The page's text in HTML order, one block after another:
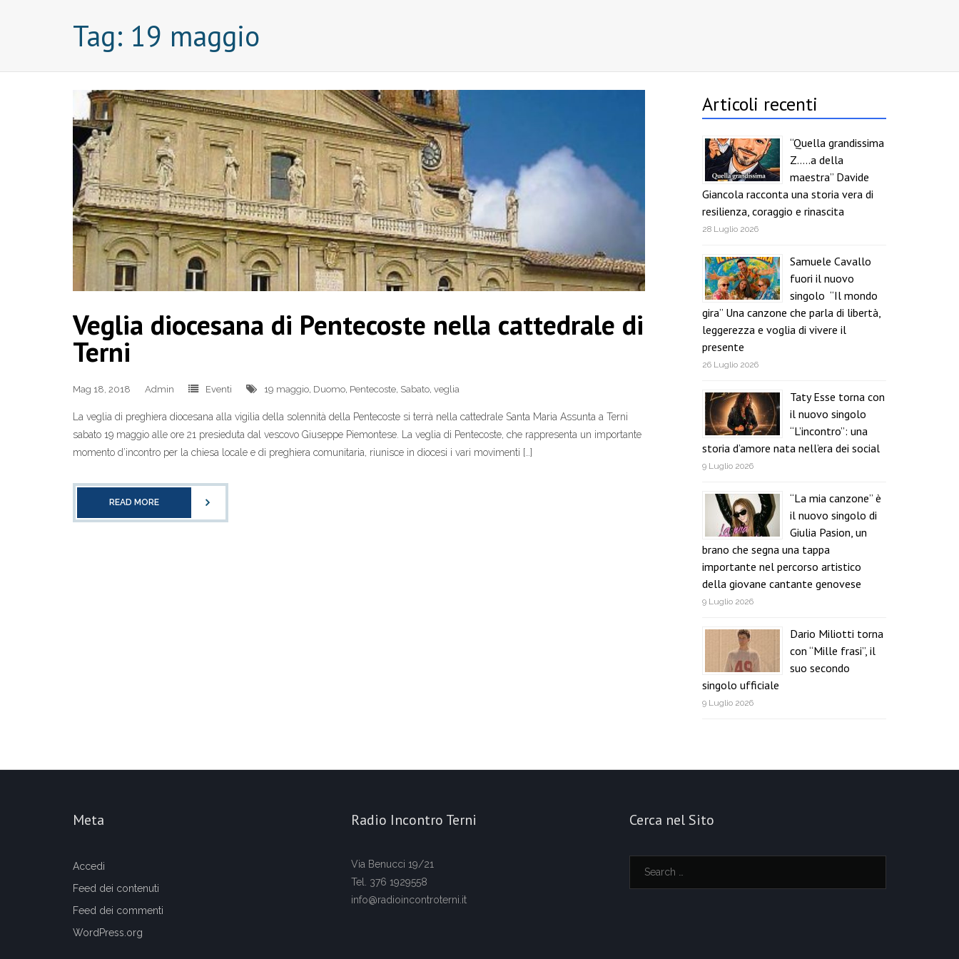
Tag: 19 maggio
Veglia diocesana di Pentecoste nella cattedrale di
Terni
Mag 18, 2018 Admin Eventi 19 maggio, Duomo, Pentecoste, Sabato, veglia
La veglia di preghiera diocesana alla vigilia della solennità della Pentecoste si terrà nella cattedrale Santa Maria Assunta a Terni
sabato 19 maggio alle ore 21 presieduta dal vescovo Giuseppe Piemontese. La veglia di Pentecoste, che rappresenta un importante
momento d’incontro per la chiesa locale e di preghiera comunitaria, riunisce in diocesi i vari movimenti […]
READ MORE
Articoli recenti
“Quella grandissima
Z…..a della
maestra” Davide
Giancola racconta una storia vera di
resilienza, coraggio e rinascita
28 Luglio 2026
Samuele Cavallo
fuori il nuovo
singolo “Il mondo
gira” Una canzone che parla di libertà,
leggerezza e voglia di vivere il
presente
26 Luglio 2026
Taty Esse torna con
il nuovo singolo
“L’incontro”: una
storia d’amore nata nell’era dei social
9 Luglio 2026
“La mia canzone” è
il nuovo singolo di
Giulia Pasion, un
brano che segna una tappa
importante nel percorso artistico
della giovane cantante genovese
9 Luglio 2026
Dario Miliotti torna
con “Mille frasi”, il
suo secondo
singolo ufficiale
9 Luglio 2026
Meta
Accedi
Feed dei contenuti
Feed dei commenti
WordPress.org
Radio Incontro Terni
Via Benucci 19/21
Tel. 376 1929558
info@radioincontroterni.it
Cerca nel Sito